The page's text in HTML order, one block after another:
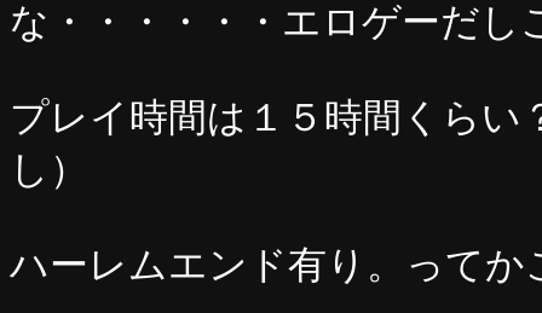
な・・・・・・エロゲーだし
プレイ時間は１５時間くらい
し）
ハーレムエンド有り。ってか